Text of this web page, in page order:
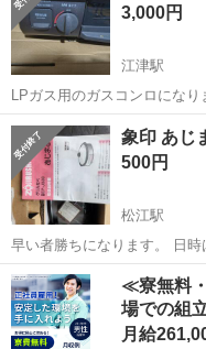
3,000円
江津駅
LPガス用のガスコンロにな
の後は使用しておりません。
しくお願い致します。
島根 江津市 江津駅
象印 あじ
500円
松江駅
早い者勝ちになります。 日時は要相
きました。新品未使用だと思
返品はできません。 よく確
します。 よろしくお願いし...
島根 松江市 松江駅
≪寮無料
場での組
月給